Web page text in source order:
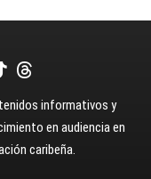
informativos y
en audiencia en
caribeña.